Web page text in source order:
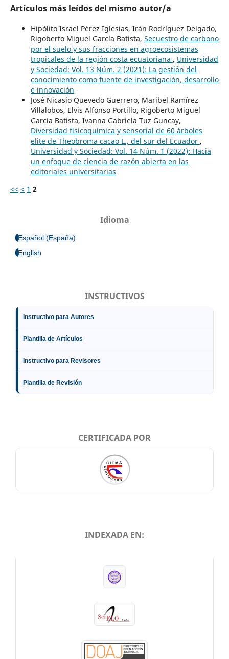
Artículos más leídos del mismo autor/a
Hipólito Israel Pérez Iglesias, Irán Rodríguez Delgado,
Rigoberto Miguel García Batista, Secuestro de carbono
por el suelo y sus fracciones en agroecosistemas
tropicales de la región costa ecuatoriana , Universidad
y Sociedad: Vol. 13 Núm. 2 (2021): La gestión del
conocimiento como fuente de investigación, desarrollo
e innovación
José Nicasio Quevedo Guerrero, Maribel Ramírez
Villalobos, Elvis Alfonso Portillo, Rigoberto Miguel
García Batista, Ivanna Gabriela Tuz Guncay,
Diversidad fisicoquímica y sensorial de 60 árboles
elite de Theobroma cacao L., del sur del Ecuador ,
Universidad y Sociedad: Vol. 14 Núm. 1 (2022): Hacia
un enfoque de ciencia de razón abierta en las
editoriales universitarias
<< < 1 2
Idioma
Español (España)
English
INSTRUCTIVOS
Instructivo para Autores
Plantilla de Artículos
Instructivo para Revisores
Plantilla de Revisión
CERTIFICADA POR
INDEXADA EN: